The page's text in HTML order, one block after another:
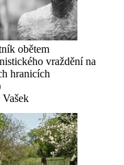
obětem
vraždění na
hranicích